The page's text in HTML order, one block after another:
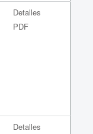
Detalles
PDF
Detalles